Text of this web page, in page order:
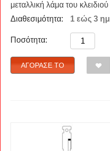
μεταλλική λάμα του
Διαθεσιμότητα:
1 εώς 3
Ποσότητα:
ΑΓΌΡΑΣΈ ΤΟ